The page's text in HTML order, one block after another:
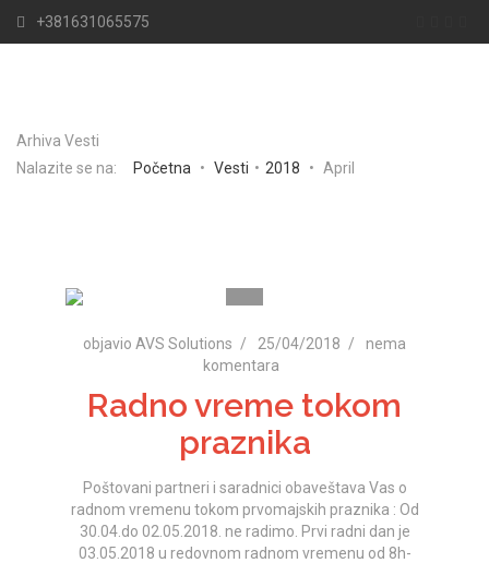
+381631065575
Arhiva Vesti
Nalazite se na:
Početna • Vesti • 2018 • April
objavio AVS Solutions 25/04/2018
nema
komentara
Radno vreme tokom
praznika
Poštovani partneri i saradnici obaveštava Vas o
radnom vremenu tokom prvomajskih praznika : Od
30.04.do 02.05.2018. ne radimo. Prvi radni dan je
03.05.2018 u redovnom radnom vremenu od 8h-